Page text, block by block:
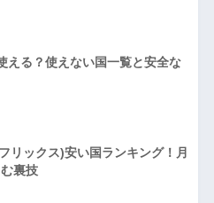
える？使えない国一覧と安全な
リックス)安い国ランキング！月
裏技